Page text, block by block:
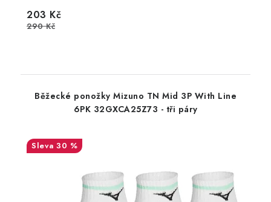
203 Kč
290 Kč
Běžecké ponožky Mizuno TN Mid 3P With Line
6PK 32GXCA25Z73 - tři páry
30 %